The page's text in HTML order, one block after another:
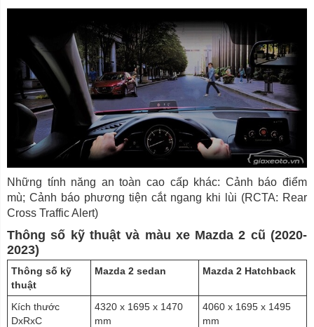
Những tính năng an toàn cao cấp khác: Cảnh báo điểm
mù; Cảnh báo phương tiện cắt ngang khi lùi (RCTA: Rear
Cross Traffic Alert)
Thông số kỹ thuật và màu xe Mazda 2 cũ (2020-
2023)
Thông số kỹ
thuật
Mazda 2 sedan Mazda 2 Hatchback
Kích thước
DxRxC
4320 x 1695 x 1470
mm
4060 x 1695 x 1495
mm